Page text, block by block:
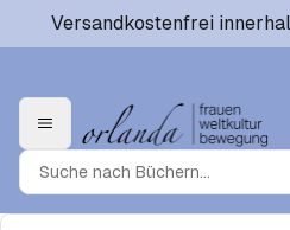
Versandkostenfrei